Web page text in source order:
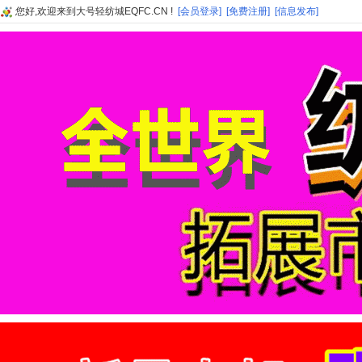
您好,欢迎来到大号轻纺城EQFC.CN ! [会员登录] [免费注册] [信息发布]